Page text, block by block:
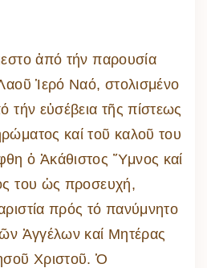
ἀπό τήν παρουσία
Ἱερό Ναό, στολισμένο
τήν εὐσέβεια τῆς πίστεως
καί τοῦ καλοῦ του
ὁ Ἀκάθιστος Ὕμνος καί
του ὡς προσευχή,
πρός τό πανύμνητο
Ἀγγέλων καί Μητέρας
Χριστοῦ. Ὁ